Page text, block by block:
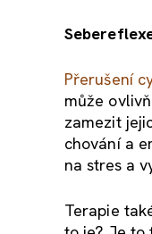
Přerušení
může
zamezit
chování a
na stres a
Terapie